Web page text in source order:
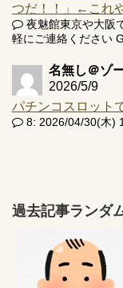
つだ！！」←これ
夜魅館東京や大阪
軽にご連絡ください
名無し＠ゾ
2026/5/9
パチンコスロット
8: 2026/04/30(木)
過去記事ランダ